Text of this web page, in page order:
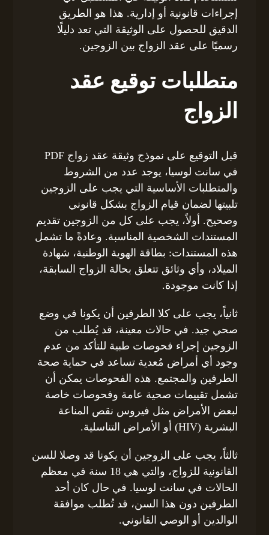
إجراءات قانونية أو إدارية. هذا هو الطريق
الدقيق للحصول على الوثيقة التي تعد دليلًا
رسميًا على عقد الزواج بين الزوجين.
متطلبات توقيع عقد
الزواج
قبل التوقيع على نموذج وثيقة عقد زواج PDF
في سانت لوسيا، يوجد عدد من الشروط
والمتطلبات الأساسية التي يجب على الزوجين
تلبيتها لضمان قيام الزواج بشكل قانوني
وصحيح. أولاً، يجب على كل من الزوجين تقديم
المستندات الشخصية المناسبة. وعادةً ما تشمل
هذه المستندات: بطاقة الهوية الوطنية، شهادة
الميلاد، وأي وثائق تتعلق بحالة الزواج السابقة،
إذا كانت موجودة.
ثانياً، يجب على كلا الطرفين أن يكونا في وضع
صحي جيد. في حالات معينة، قد يُطلب من
الزوجين إجراء فحوصات طبية للتأكد من عدم
وجود أي أمراض مُعدية تساعد في حماية صحة
الطرفين والمجتمع. هذه الفحوصات يمكن أن
تشمل تقييمات صحية عامة وفحوصات خاصة
لبعض الأمراض مثل فيروس نقص المناعة
البشرية (HIV) أو الأمراض التناسلية.
ثالثاً، يجب على الزوجين أن يكونا قد وصلا للسن
القانونية للزواج، والتي هي 18 سنة في معظم
الحالات في سانت لوسيا. في حال كان أحد
الطرفين دون هذا السن، قد تُطلب موافقة
الوالدين أو الوصي القانوني.